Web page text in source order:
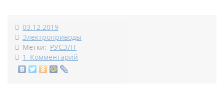
03.12.2019
Электроприводы
Метки: РУСЭЛТ
1 Комментарий